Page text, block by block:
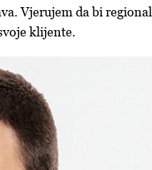
Vjerujem da bi
klijente.